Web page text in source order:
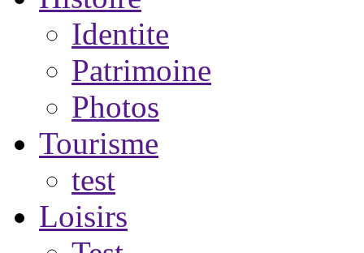
Identite
Patrimoine
Photos
Tourisme
test
Loisirs